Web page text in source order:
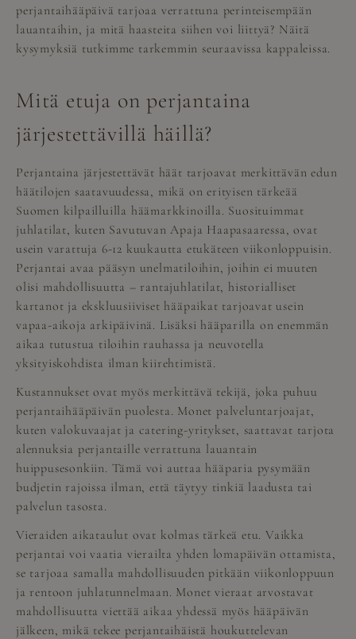
perjantaihääpäivä tarjoaa verrattuna perinteisempään
lauantaihin, ja mitä haasteita siihen voi liittyä? Näitä
kysymyksiä tutkimme tarkemmin seuraavissa kappaleissa.
Mitä etuja on perjantaina
järjestettävillä häillä?
Perjantaina järjestettävät häät tarjoavat merkittävän edun
häätilojen saatavuudessa, mikä on erityisen tärkeää
Suomen kilpailluilla häämarkkinoilla. Suosituimmat
juhlatilat, kuten Savutuvan Apaja Haapasaaressa, ovat
usein varattuja 6-12 kuukautta etukäteen viikonloppuisin.
Perjantai avaa pääsyn unelmatiloihin, joihin ei muuten
olisi mahdollisuutta – rantajuhlatilat, historialliset
kartanot ja ekskluusiiviset hääpaikat tarjoavat usein
vapaa-aikoja arkipäivinä. Lisäksi hääparilla on enemmän
aikaa tutustua tiloihin rauhassa ja neuvotella
yksityiskohdista ilman kiirehtimistä.
Kustannukset ovat myös merkittävä tekijä, joka puhuu
perjantaihääpäivän puolesta. Monet palveluntarjoajat,
kuten valokuvaajat ja catering-yritykset, saattavat tarjota
alennuksia perjantaille verrattuna lauantain
huippusesonkiin. Tämä voi auttaa hääparia pysymään
budjetin rajoissa ilman, että täytyy tinkiä laadusta tai
palvelun tasosta.
Vieraiden aikataulut ovat kolmas tärkeä etu. Vaikka
perjantai voi vaatia vierailta yhden lomapäivän ottamista,
se tarjoaa samalla mahdollisuuden pitkään viikonloppuun
ja rentoon juhlatunnelmaan. Monet vieraat arvostavat
mahdollisuutta viettää aikaa yhdessä myös hääpäivän
jälkeen, mikä tekee perjantaihäistä houkuttelevan